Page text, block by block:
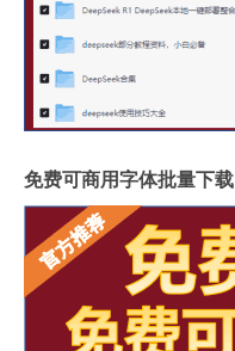
免费可商用字体批量下载